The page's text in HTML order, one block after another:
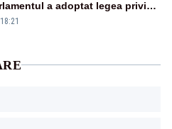
a adoptat legea privind